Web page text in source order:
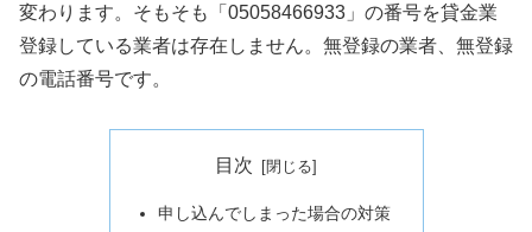
変わります。そもそも「05058466933」の番号を貸金業
登録している業者は存在しません。無登録の業者、無登録
の電話番号です。
目次
申し込んでしまった場合の対策